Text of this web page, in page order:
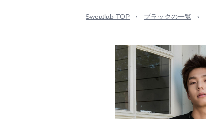
Sweatlab TOP › ブラックの一覧 ›